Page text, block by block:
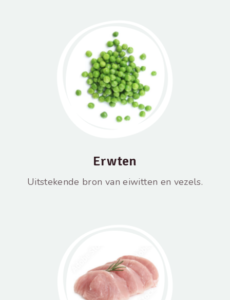
Erwten
Uitstekende bron van eiwitten en vezels.